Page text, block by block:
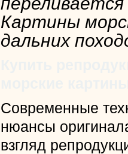
Картины
дальних
Современные
нюансы
взгляд